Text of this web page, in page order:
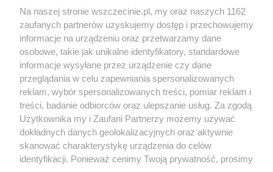
Wernisaże
Więcej
Specjalny koncert z okazji
20. urodzin portalu
wSzczecinie.pl
Regulamin konkursów
śniadaniówka "Hej
Szczecin! Jest piątek!"
Partnerzy
Praca Szczecin
Na naszej stronie wszczecinie.pl, my oraz naszych 1162
zaufanych partnerów uzyskujemy dostęp i przechowujemy
informacje na urządzeniu oraz przetwarzamy dane
osobowe, takie jak unikalne identyfikatory, standardowe
informacje wysyłane przez urządzenie czy dane
przeglądania w celu zapewniania spersonalizowanych
reklam, wybór spersonalizowanych treści, pomiar reklam i
treści, badanie odbiorców oraz ulepszanie usług. Za zgodą
Użytkownika my i Zaufani Partnerzy możemy używać
dokładnych danych geolokalizacyjnych oraz aktywnie
skanować charakterystykę urządzenia do celów
identyfikacji. Ponieważ cenimy Twoją prywatność, prosimy